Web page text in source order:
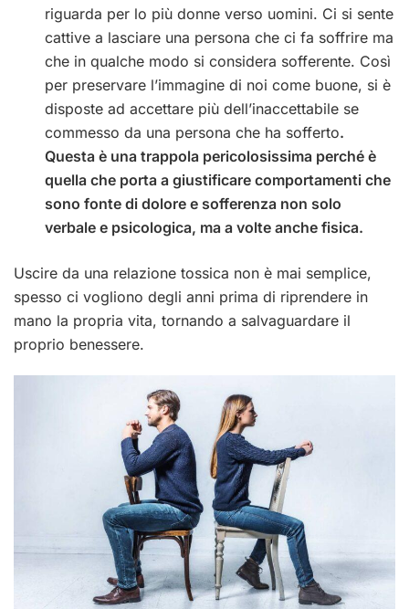
riguarda per lo più donne verso uomini. Ci si sente
cattive a lasciare una persona che ci fa soffrire ma
che in qualche modo si considera sofferente. Così
per preservare l’immagine di noi come buone, si è
disposte ad accettare più dell’inaccettabile se
commesso da una persona che ha sofferto.
Questa è una trappola pericolosissima perché è
quella che porta a giustificare comportamenti che
sono fonte di dolore e sofferenza non solo
verbale e psicologica, ma a volte anche fisica.
Uscire da una relazione tossica non è mai semplice,
spesso ci vogliono degli anni prima di riprendere in
mano la propria vita, tornando a salvaguardare il
proprio benessere.